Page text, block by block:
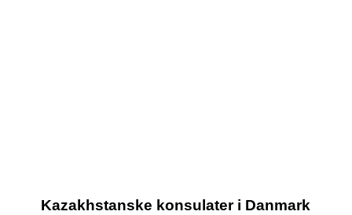
Kazakhstanske konsulater i Danmark